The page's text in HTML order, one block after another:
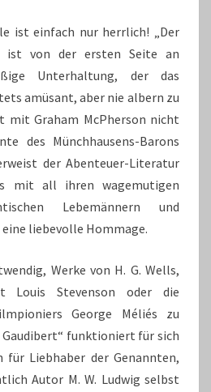
ist einfach nur herrlich! „Der
ist von der ersten Seite an
Unterhaltung, der das
amüsant, aber nie albern zu
mit Graham McPherson nicht
des Münchhausens-Barons
der Abenteuer-Literatur
mit all ihren wagemutigen
Lebemännern und
liebevolle Hommage.
Werke von H. G. Wells,
Louis Stevenson oder die
George Méliés zu
Gaudibert“ funktioniert für sich
für Liebhaber der Genannten,
Autor M. W. Ludwig selbst